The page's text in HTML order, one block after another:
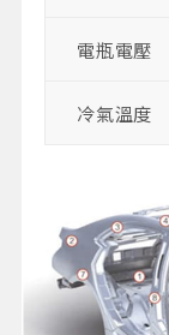
電瓶電壓
冷氣溫度